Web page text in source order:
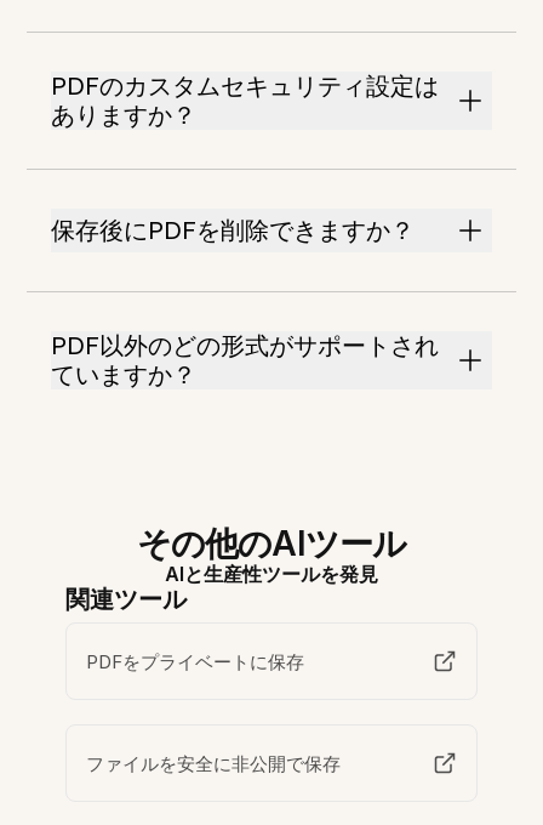
PDFのカスタムセキュリティ設定は
ありますか？
保存後にPDFを削除できますか？
PDF以外のどの形式がサポートされ
ていますか？
その他のAIツール
AIと生産性ツールを発見
関連ツール
PDFをプライベートに保存
ファイルを安全に非公開で保存